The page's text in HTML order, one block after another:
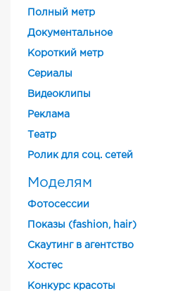
Полный метр
Документальное
Короткий метр
Cериалы
Видеоклипы
Реклама
Театр
Ролик для соц. сетей
Моделям
Фотосессии
Показы (fashion, hair)
Скаутинг в агентство
Хостес
Конкурс красоты